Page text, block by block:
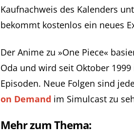
Kaufnachweis des Kalenders
bekommt kostenlos ein neues
Der Anime zu »One Piece«
Oda und wird seit Oktober
Episoden. Neue Folgen sind
on Demand im Simulcast zu
Mehr zum Thema: